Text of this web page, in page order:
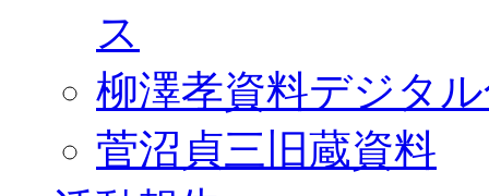
ス
柳澤孝資料デジタ
菅沼貞三旧蔵資料